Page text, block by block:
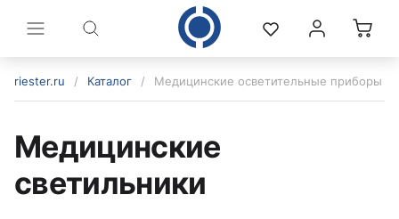
riester.ru / Каталог / Медицинские осветительные приборы
Медицинские
светильники